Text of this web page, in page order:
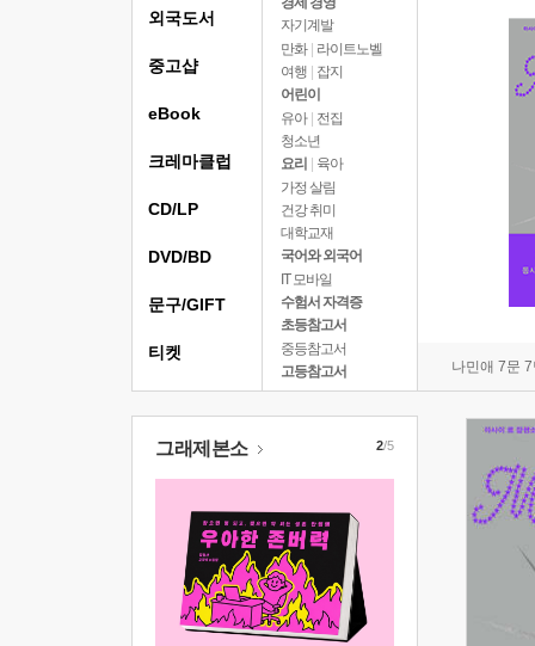
자기계발
만화 | 라이트노벨
여행
잡지
어린이
유아 | 전집
청소년
요리
육아
가정 살림
건강 취미
대학교재
국어와 외국어
IT 모바일
수험서 자격증
초등참고서
중등참고서
고등참고서
나민애 7문
외국도서
중고샵
eBook
크레마클럽
CD/LP
DVD/BD
문구/GIFT
티켓
그래제본소 2/5